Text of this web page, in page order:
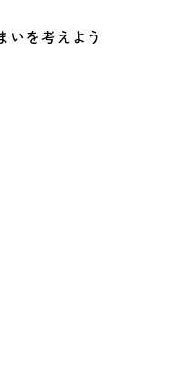
いを考えよう